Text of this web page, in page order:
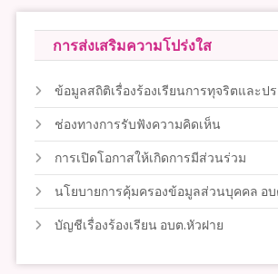
การส่งเสริมความโปร่งใส
ข้อมูลสถิติเรื่องร้องเรียนการทุจริตและป
ช่องทางการรับฟังความคิดเห็น
การเปิดโอกาสให้เกิดการมีส่วนร่วม
นโยบายการคุ้มครองข้อมูลส่วนบุคคล อบ
บัญชีเรื่องร้องเรียน อบต.หัวฝาย